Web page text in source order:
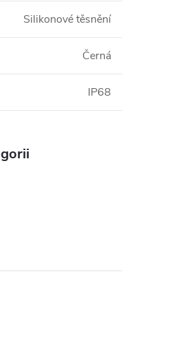
Silikonové těsnění
Černá
IP68